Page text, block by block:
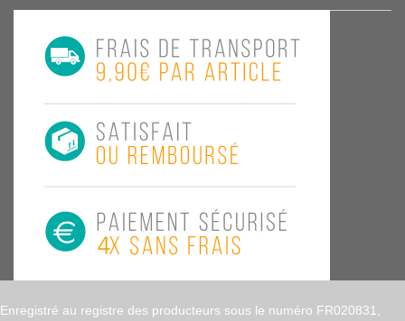
Enregistré au registre des producteurs sous le numéro FR020831,